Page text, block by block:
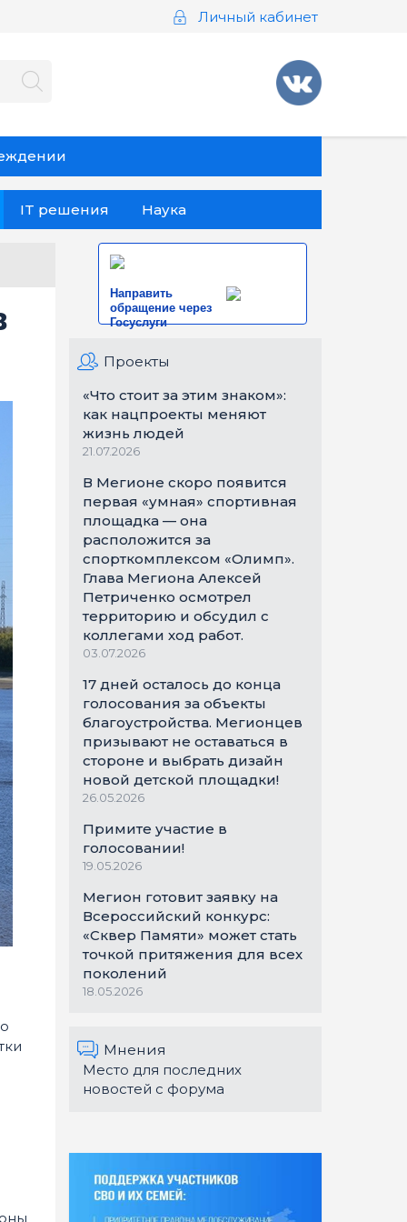
Личный кабинет
IT решения Наука
Направить
обращение через
Госуслуги
Проекты
«Что стоит за этим знаком»:
как нацпроекты меняют
жизнь людей
21.07.2026
В Мегионе скоро появится
первая «умная» спортивная
площадка — она
расположится за
спорткомплексом «Олимп».
Глава Мегиона Алексей
Петриченко осмотрел
территорию и обсудил с
коллегами ход работ.
03.07.2026
17 дней осталось до конца
голосования за объекты
благоустройства. Мегионцев
призывают не оставаться в
стороне и выбрать дизайн
новой детской площадки!
26.05.2026
Примите участие в
голосовании!
19.05.2026
Мегион готовит заявку на
Всероссийский конкурс:
«Сквер Памяти» может стать
точкой притяжения для всех
поколений
18.05.2026
Мнения
Место для последних
новостей с форума